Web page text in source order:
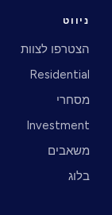
ניווט
הצטרפו לצוות
Residential
מסחרי
Investment
משאבים
בלוג